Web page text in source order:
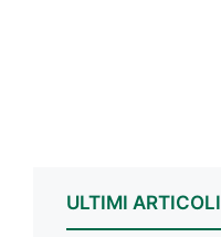
ULTIMI ARTICOLI